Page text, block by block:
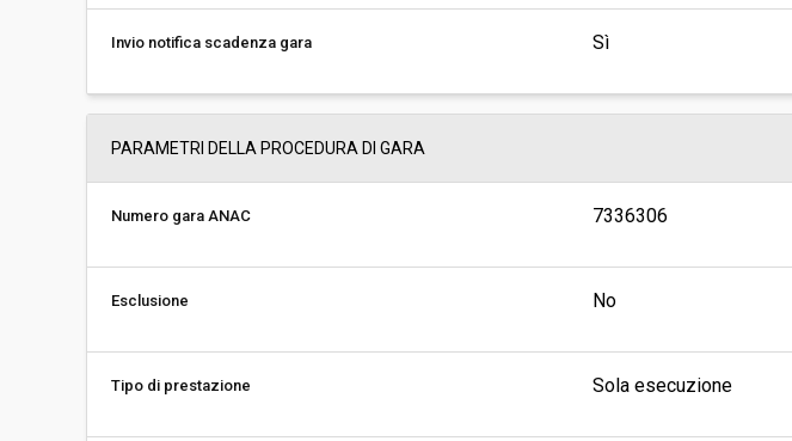
Invio notifica scadenza gara Sì
PARAMETRI DELLA PROCEDURA DI GARA
Numero gara ANAC 7336306
Esclusione No
Tipo di prestazione Sola esecuzione